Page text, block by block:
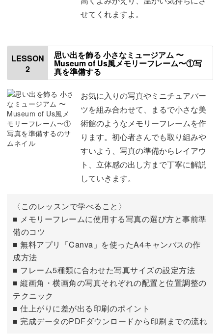
ますよ。
初心者でも、不器用でも大丈夫！
「工作が苦手…」「写真の印刷が難しい」そんな方も、ご
まずは写真の印刷方法、ベースとなる背景の準備など、ひ
小さなフレームの中でもバランスよく見せるコツや、レイ
アウトの基本もしっかりマスター。
パーツ配置のポイントも紹介するので、完成度がぐっと上
がります。
せてくれますよ。
LESSON
2
思い出を飾る 小さなミュージアム 〜
Museum of Us風メモリーフレーム〜①写
真を準備する
お気に入りの写真やミニチュアパー
ツを組み合わせて、まるで小さな美
術館のようなメモリーフレームを作
ります。初心者さんでも取り組みや
すいよう、写真の準備からレイアウ
ト、立体感の出し方まで丁寧に解説
していきます。
〈このレッスンで学べること〉
■ メモリーフレームに使用する写真の選び方と事前準
備のコツ
■ 無料アプリ「Canva」を使ったA4キャンバスの作
成方法
■ フレーム5種類に合わせた写真サイズの設定方法
■ 縦画角・横画角の写真それぞれの配置と位置調整の
テクニック
■ 仕上がりに差が出る印刷のポイント
■ 完成データのPDFダウンロードから印刷までの流れ